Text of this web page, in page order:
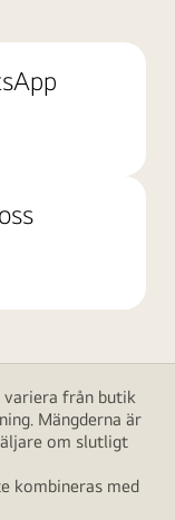
variera från butik
Mängderna är
om slutligt
kombineras med